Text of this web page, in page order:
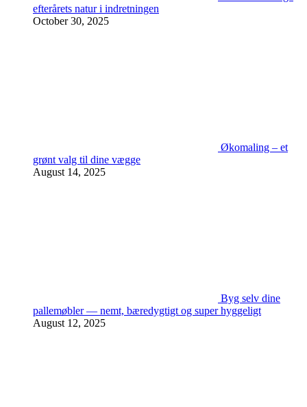
efterårets natur i indretningen
October 30, 2025
Økomaling – et
grønt valg til dine vægge
August 14, 2025
Byg selv dine
pallemøbler — nemt, bæredygtigt og super hyggeligt
August 12, 2025